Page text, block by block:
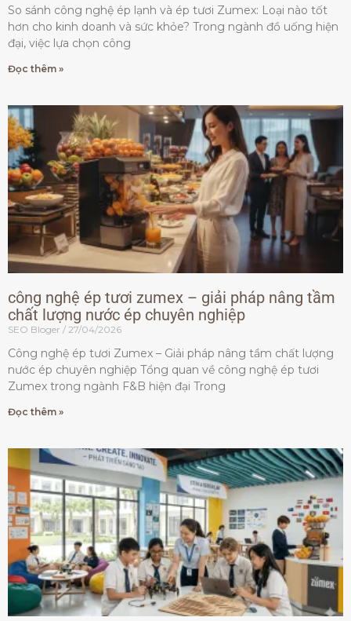
So sánh công nghệ ép lạnh và ép tươi Zumex: Loại nào tốt
hơn cho kinh doanh và sức khỏe? Trong ngành đồ uống hiện
đại, việc lựa chọn công
Đọc thêm »
công nghệ ép tươi zumex – giải pháp nâng tầm
chất lượng nước ép chuyên nghiệp
SEO Bloger 27/04/2026
Công nghệ ép tươi Zumex – Giải pháp nâng tầm chất lượng
nước ép chuyên nghiệp Tổng quan về công nghệ ép tươi
Zumex trong ngành F&B hiện đại Trong
Đọc thêm »